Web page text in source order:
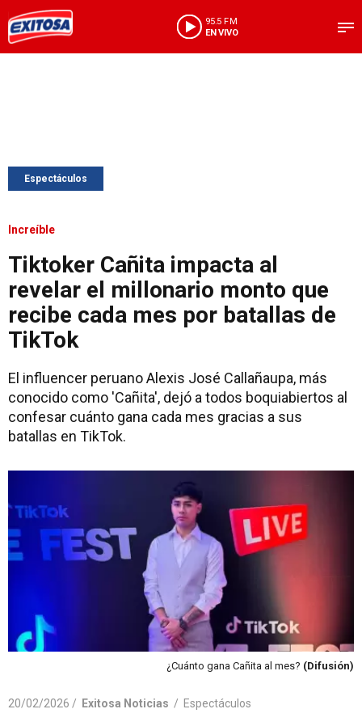
95.5 FM
EN VIVO
Espectáculos
Increíble
Tiktoker Cañita impacta al
revelar el millonario monto que
recibe cada mes por batallas de
TikTok
El influencer peruano Alexis José Callañaupa, más
conocido como 'Cañita', dejó a todos boquiabiertos al
confesar cuánto gana cada mes gracias a sus
batallas en TikTok.
¿Cuánto gana Cañita al mes? (Difusión)
20/02/2026 / Exitosa Noticias / Espectáculos